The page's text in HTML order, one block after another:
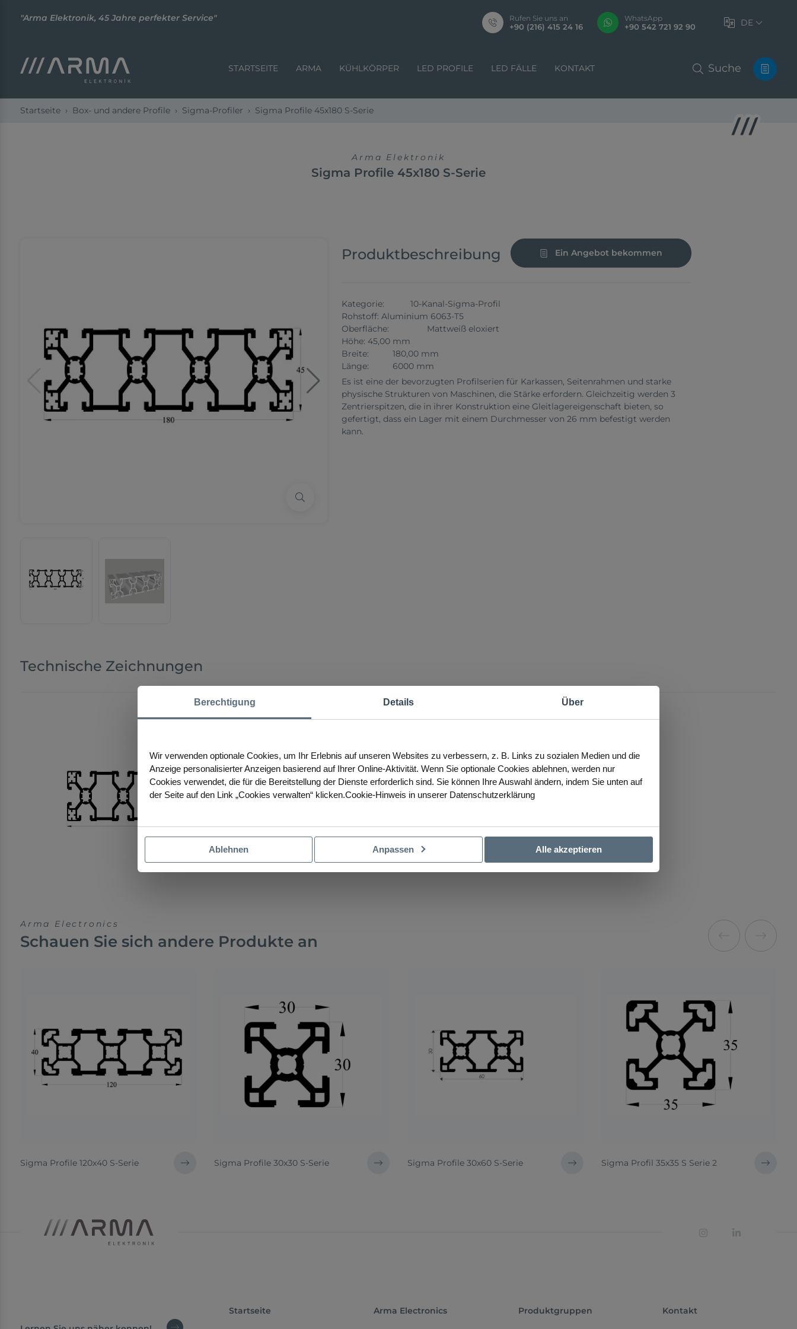
"Arma Elektronik, 45 Jahre perfekter Service" Rufen Sie uns an
+90 (216) 415 24 16
WhatsApp
+90 542 721 92 90 DE
STARTSEITE ARMA KÜHLKÖRPER LED PROFILE LED FÄLLE KONTAKT Suche
Startseite Box- und andere Profile Sigma-Profiler Sigma Profile 45x180 S-Serie
Arma Elektronik
Sigma Profile 45x180 S-Serie
Produktbeschreibung Ein Angebot bekommen
Kategorie: 10-Kanal-Sigma-Profil
Rohstoff: Aluminium 6063-T5
Oberfläche: Mattweiß eloxiert
Höhe: 45,00 mm
Breite: 180,00 mm
Länge: 6000 mm
Es ist eine der bevorzugten Profilserien für Karkassen, Seitenrahmen und starke
physische Strukturen von Maschinen, die Stärke erfordern. Gleichzeitig werden 3
Zentrierspitzen, die in ihrer Konstruktion eine Gleitlagereigenschaft bieten, so
gefertigt, dass ein Lager mit einem Durchmesser von 26 mm befestigt werden
kann.
Technische Zeichnungen
Arma Electronics
Schauen Sie sich andere Produkte an
Sigma Profile 120x40 S-Serie Sigma Profile 30x30 S-Serie Sigma Profile 30x60 S-Serie Sigma Profil 35x35 S Serie 2
Startseite Arma Electronics Produktgruppen Kontakt
Berechtigung Details Über
Wir verwenden optionale Cookies, um Ihr Erlebnis auf unseren Websites zu verbessern, z. B. Links zu sozialen Medien und die
Anzeige personalisierter Anzeigen basierend auf Ihrer Online-Aktivität. Wenn Sie optionale Cookies ablehnen, werden nur
Cookies verwendet, die für die Bereitstellung der Dienste erforderlich sind. Sie können Ihre Auswahl ändern, indem Sie unten auf
der Seite auf den Link „Cookies verwalten“ klicken.Cookie-Hinweis in unserer Datenschutzerklärung
Ablehnen Anpassen Alle akzeptieren